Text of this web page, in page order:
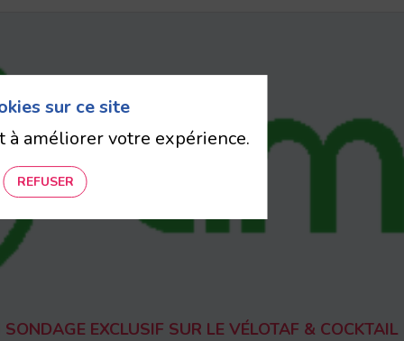
EXCLUSIF SUR LE VÉLOTAF & COCKTAIL
sur ce site
à améliorer votre expérience.
REFUSER